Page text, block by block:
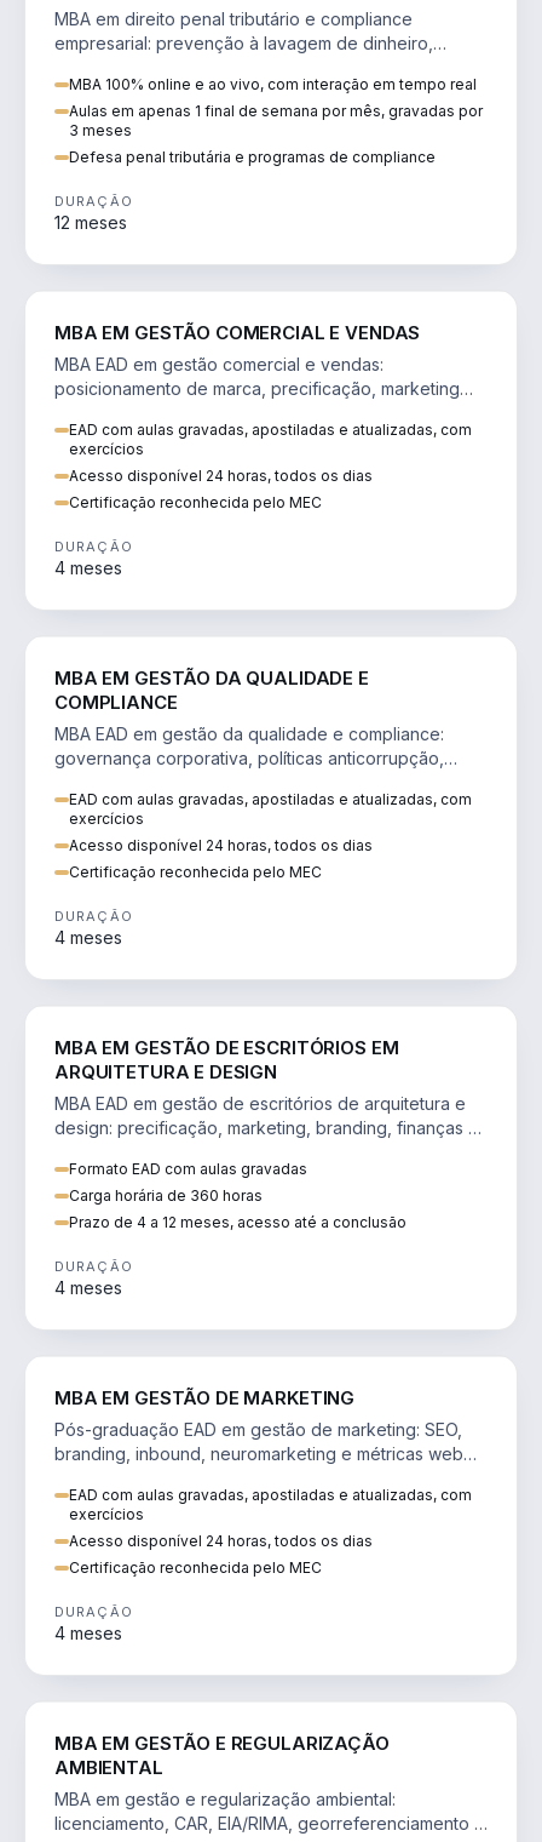
MBA em direito penal tributário e compliance
empresarial: prevenção à lavagem de dinheiro,
MBA 100% online e ao vivo, com interação em tempo real
Aulas em apenas 1 final de semana por mês, gravadas por
3 meses
Defesa penal tributária e programas de compliance
DURAÇÃO
12 meses
MBA EM GESTÃO COMERCIAL E VENDAS
MBA EAD em gestão comercial e vendas:
posicionamento de marca, precificação, marketing
EAD com aulas gravadas, apostiladas e atualizadas, com
exercícios
Acesso disponível 24 horas, todos os dias
Certificação reconhecida pelo MEC
DURAÇÃO
4 meses
MBA EM GESTÃO DA QUALIDADE E
COMPLIANCE
MBA EAD em gestão da qualidade e compliance:
governança corporativa, políticas anticorrupção,
EAD com aulas gravadas, apostiladas e atualizadas, com
exercícios
Acesso disponível 24 horas, todos os dias
Certificação reconhecida pelo MEC
DURAÇÃO
4 meses
MBA EM GESTÃO DE ESCRITÓRIOS EM
ARQUITETURA E DESIGN
MBA EAD em gestão de escritórios de arquitetura e
design: precificação, marketing, branding, finanças e
Formato EAD com aulas gravadas
Carga horária de 360 horas
Prazo de 4 a 12 meses, acesso até a conclusão
DURAÇÃO
4 meses
MBA EM GESTÃO DE MARKETING
Pós-graduação EAD em gestão de marketing: SEO,
branding, inbound, neuromarketing e métricas web
EAD com aulas gravadas, apostiladas e atualizadas, com
exercícios
Acesso disponível 24 horas, todos os dias
Certificação reconhecida pelo MEC
DURAÇÃO
4 meses
MBA EM GESTÃO E REGULARIZAÇÃO
AMBIENTAL
MBA em gestão e regularização ambiental:
licenciamento, CAR, EIA/RIMA, georreferenciamento e